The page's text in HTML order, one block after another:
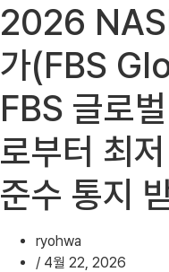
2026
가(FBS
FBS 글로
로부터 최
준수 통지
ryohwa
/ 4월 22, 2026